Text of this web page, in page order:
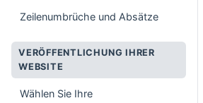
Zeilenumbrüche und Absätze
VERÖFFENTLICHUNG IHRER
WEBSITE
Wählen Sie Ihre